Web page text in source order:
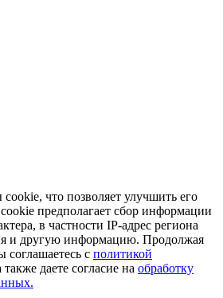
что позволяет улучшить его
предполагает сбор информации
в частности IP-адрес региона
и другую информацию. Продолжая
соглашаетесь с политикой
также даете согласие на обработку